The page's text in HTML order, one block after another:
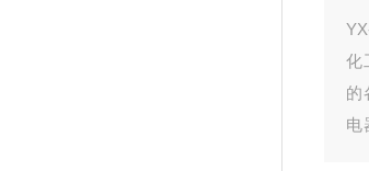
化
的
电